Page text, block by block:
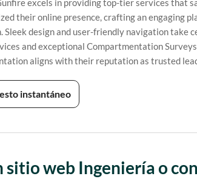
excels in providing top-tier services that
their online presence, crafting an engaging
Sleek design and user-friendly navigation take
and exceptional Compartmentation
aligns with their reputation as trusted
instantáneo
sitio web Ingeniería o